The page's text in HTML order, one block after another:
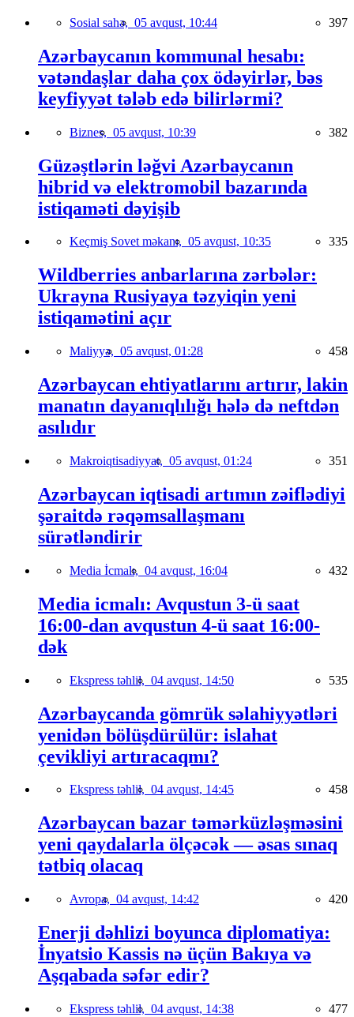
Sosial sahə, 05 avqust, 10:44 397
Azərbaycanın kommunal hesabı:
vətəndaşlar daha çox ödəyirlər, bəs
keyfiyyət tələb edə bilirlərmi?
Biznes, 05 avqust, 10:39 382
Güzəştlərin ləğvi Azərbaycanın
hibrid və elektromobil bazarında
istiqaməti dəyişib
Keçmiş Sovet məkanı, 05 avqust, 10:35 335
Wildberries anbarlarına zərbələr:
Ukrayna Rusiyaya təzyiqin yeni
istiqamətini açır
Maliyyə, 05 avqust, 01:28 458
Azərbaycan ehtiyatlarını artırır, lakin
manatın dayanıqlılığı hələ də neftdən
asılıdır
Makroiqtisadiyyat, 05 avqust, 01:24 351
Azərbaycan iqtisadi artımın zəiflədiyi
şəraitdə rəqəmsallaşmanı
sürətləndirir
Media İcmalı, 04 avqust, 16:04 432
Media icmalı: Avqustun 3-ü saat
16:00-dan avqustun 4-ü saat 16:00-
dək
Ekspress təhlil, 04 avqust, 14:50 535
Azərbaycanda gömrük səlahiyyətləri
yenidən bölüşdürülür: islahat
çevikliyi artıracaqmı?
Ekspress təhlil, 04 avqust, 14:45 458
Azərbaycan bazar təmərküzləşməsini
yeni qaydalarla ölçəcək — əsas sınaq
tətbiq olacaq
Avropa, 04 avqust, 14:42 420
Enerji dəhlizi boyunca diplomatiya:
İnyatsio Kassis nə üçün Bakıya və
Aşqabada səfər edir?
Ekspress təhlil, 04 avqust, 14:38 477